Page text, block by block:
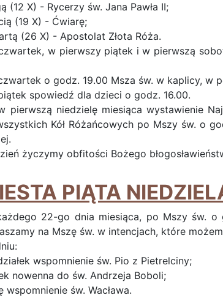
(12 X) - Rycerzy św. Jana Pawła II;
(19 X) - Ćwiarę;
(26 X) - Apostolat Złota Róża.
w pierwszy piątek i w pierwszą
o godz. 19.00 Msza św. w kaplicy, w
spowiedź dla dzieci o godz. 16.00.
pierwszą niedzielę miesiąca wystawienie
Kół Różańcowych po Mszy św. o
życzymy obfitości Bożego
PIĄTA
22-go dnia miesiąca, po Mszy św.
na Mszę św. w intencjach, które
wspomnienie św. Pio z Pietrelciny;
nowenna do św. Andrzeja Boboli;
wspomnienie św. Wacława.